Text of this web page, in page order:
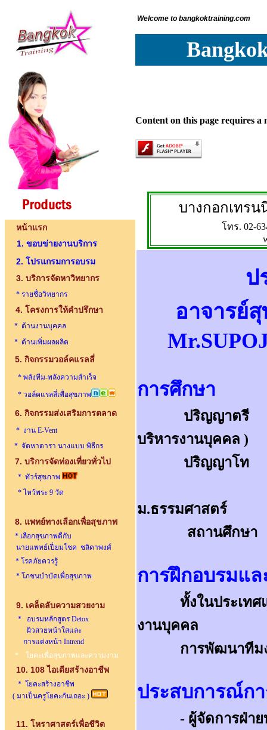
Welcome to bangkoktraining.com
Content on this page requires a
หน้าแรก
1. ขอบข่ายงานบริการ
2. โปรแกรมการอบรม
3. บริการจัดหาวิทยากร
* รายชื่อวิทยากร
4. โครงการให้คำปรึกษา
* ด้านงานบุคคล
* ด้านเพิ่มผลผลิต
5. กิจกรรมวอล์คแรลลี่
* พลังทีม-พลังความสำเร็จ
* วอล์คแรลลี่เพื่อสุขภาพ
6. กิจกรรมส่งเสริมการตลาด
* งาน E-Vent
* จัดหาดารา นางแบบ พิธีกร
7. บริการจัดท่องเที่ยวทั่วไป
* ทัวร์สุขภาพ
* ไหว้พระ 9 วัด
8. แพทย์ทางเลือกเพื่อสุขภาพ
* เลือกสุขภาพดีกับ
นายแพทย์เปี่ยมโชค ชลิดาพงศ์
* โรคภัยควรรู้
* โภชนบำบัดเพื่อสุขภาพ
9. เคล็ดลับความสวยงาม
* อบรมหลักสูตร Detox
ผิวสวยหน้าใสและ
การแต่งหน้า Intrend
* โยคะเพื่อสุขภาพและความงาม
10. 108 ไอเดียสร้างอาชีพ
* โยคะสร้างอาชีพ
( มาเป็นครูโยคะกันเถอะ )
11. โหราศาสตร์เพื่อชีวิต
บางกอกเทร
โทร. 02-
ป
อาจารย์
การศึกษา
ปริญญาตรีพ
บริหารงานบุคคล )
ปริญญา
ม.ธรรมศาสตร์
สถานศึกษา
การฝึกอบรมแ
ทั้งในประเทศแล
งานบุคคล
การพัฒนาทีมงาน
ประสบการณ์ก
- ผู้จัดการฝ่ายทรั